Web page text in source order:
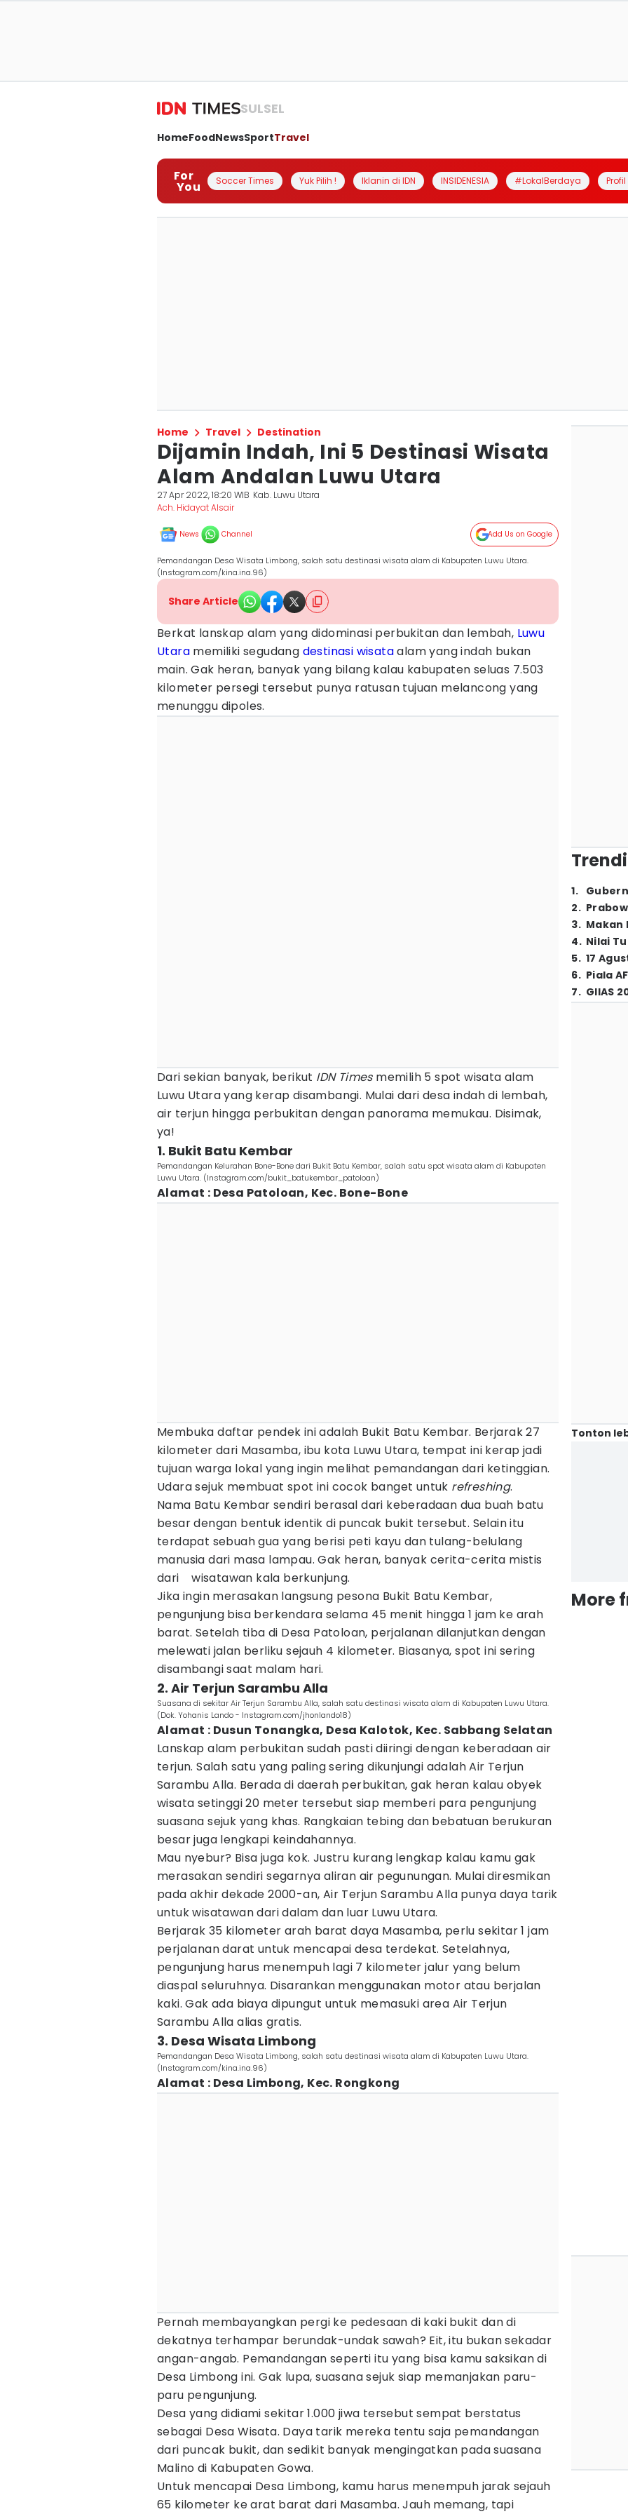
SULSEL
HomeFoodNewsSportTravel
For
You Soccer Times Yuk Pilih ! Iklanin di IDN INSIDENESIA #LokalBerdaya
Home Travel Destination
Dijamin Indah, Ini 5 Destinasi Wisata
Alam Andalan Luwu Utara
27 Apr 2022, 18:20 WIB Kab. Luwu Utara
Ach. Hidayat Alsair
News Channel Add Us on Google
Pemandangan Desa Wisata Limbong, salah satu destinasi wisata alam di Kabupaten Luwu Utara.
(Instagram.com/kina.ina.96)
Share Article
Berkat lanskap alam yang didominasi perbukitan dan lembah, Luwu
Utara memiliki segudang destinasi wisataalam yang indah bukan
main. Gak heran, banyak yang bilang kalau kabupaten seluas 7.503
kilometer persegi tersebut punya ratusan tujuan melancong yang
menunggu dipoles.
Dari sekian banyak, berikut IDN Timesmemilih 5 spot wisata alam
Luwu Utara yang kerap disambangi. Mulai dari desa indah di lembah,
air terjun hingga perbukitan dengan panorama memukau. Disimak,
ya!
1. Bukit Batu Kembar
Pemandangan Kelurahan Bone-Bone dari Bukit Batu Kembar, salah satu spot wisata alam di Kabupaten
Luwu Utara. (Instagram.com/bukit_batukembar_patoloan)
Alamat : Desa Patoloan, Kec. Bone-Bone
Membuka daftar pendek ini adalah Bukit Batu Kembar. Berjarak 27
kilometer dari Masamba, ibu kota Luwu Utara, tempat ini kerap jadi
tujuan warga lokal yang ingin melihat pemandangan dari ketinggian.
Udara sejuk membuat spot ini cocok banget untuk refreshing.
Nama Batu Kembar sendiri berasal dari keberadaan dua buah batu
besar dengan bentuk identik di puncak bukit tersebut. Selain itu
terdapat sebuah gua yang berisi peti kayu dan tulang-belulang
manusia dari masa lampau. Gak heran, banyak cerita-cerita mistis
dari wisatawan kala berkunjung.
Jika ingin merasakan langsung pesona Bukit Batu Kembar,
pengunjung bisa berkendara selama 45 menit hingga 1 jam ke arah
barat. Setelah tiba di Desa Patoloan, perjalanan dilanjutkan dengan
melewati jalan berliku sejauh 4 kilometer. Biasanya, spot ini sering
disambangi saat malam hari.
2. Air Terjun Sarambu Alla
Suasana di sekitar Air Terjun Sarambu Alla, salah satu destinasi wisata alam di Kabupaten Luwu Utara.
(Dok. Yohanis Lando - Instagram.com/jhonlando18)
Alamat : Dusun Tonangka, Desa Kalotok, Kec. Sabbang Selatan
Lanskap alam perbukitan sudah pasti diiringi dengan keberadaan air
terjun. Salah satu yang paling sering dikunjungi adalah Air Terjun
Sarambu Alla. Berada di daerah perbukitan, gak heran kalau obyek
wisata setinggi 20 meter tersebut siap memberi para pengunjung
suasana sejuk yang khas. Rangkaian tebing dan bebatuan berukuran
besar juga lengkapi keindahannya.
Mau nyebur? Bisa juga kok. Justru kurang lengkap kalau kamu gak
merasakan sendiri segarnya aliran air pegunungan. Mulai diresmikan
pada akhir dekade 2000-an, Air Terjun Sarambu Alla punya daya tarik
untuk wisatawan dari dalam dan luar Luwu Utara.
Berjarak 35 kilometer arah barat daya Masamba, perlu sekitar 1 jam
perjalanan darat untuk mencapai desa terdekat. Setelahnya,
pengunjung harus menempuh lagi 7 kilometer jalur yang belum
diaspal seluruhnya. Disarankan menggunakan motor atau berjalan
kaki. Gak ada biaya dipungut untuk memasuki area Air Terjun
Sarambu Alla alias gratis.
3. Desa Wisata Limbong
Pemandangan Desa Wisata Limbong, salah satu destinasi wisata alam di Kabupaten Luwu Utara.
(Instagram.com/kina.ina.96)
Alamat : Desa Limbong, Kec. Rongkong
Pernah membayangkan pergi ke pedesaan di kaki bukit dan di
dekatnya terhampar berundak-undak sawah? Eit, itu bukan sekadar
angan-angab. Pemandangan seperti itu yang bisa kamu saksikan di
Desa Limbong ini. Gak lupa, suasana sejuk siap memanjakan paru-
paru pengunjung.
Desa yang didiami sekitar 1.000 jiwa tersebut sempat berstatus
sebagai Desa Wisata. Daya tarik mereka tentu saja pemandangan
dari puncak bukit, dan sedikit banyak mengingatkan pada suasana
Malino di Kabupaten Gowa.
Untuk mencapai Desa Limbong, kamu harus menempuh jarak sejauh
65 kilometer ke arat barat dari Masamba. Jauh memang, tapi
1.
2.
3. Makan
4. Nilai
5. 17
6. Piala
7. GIIAS
Tonton
More